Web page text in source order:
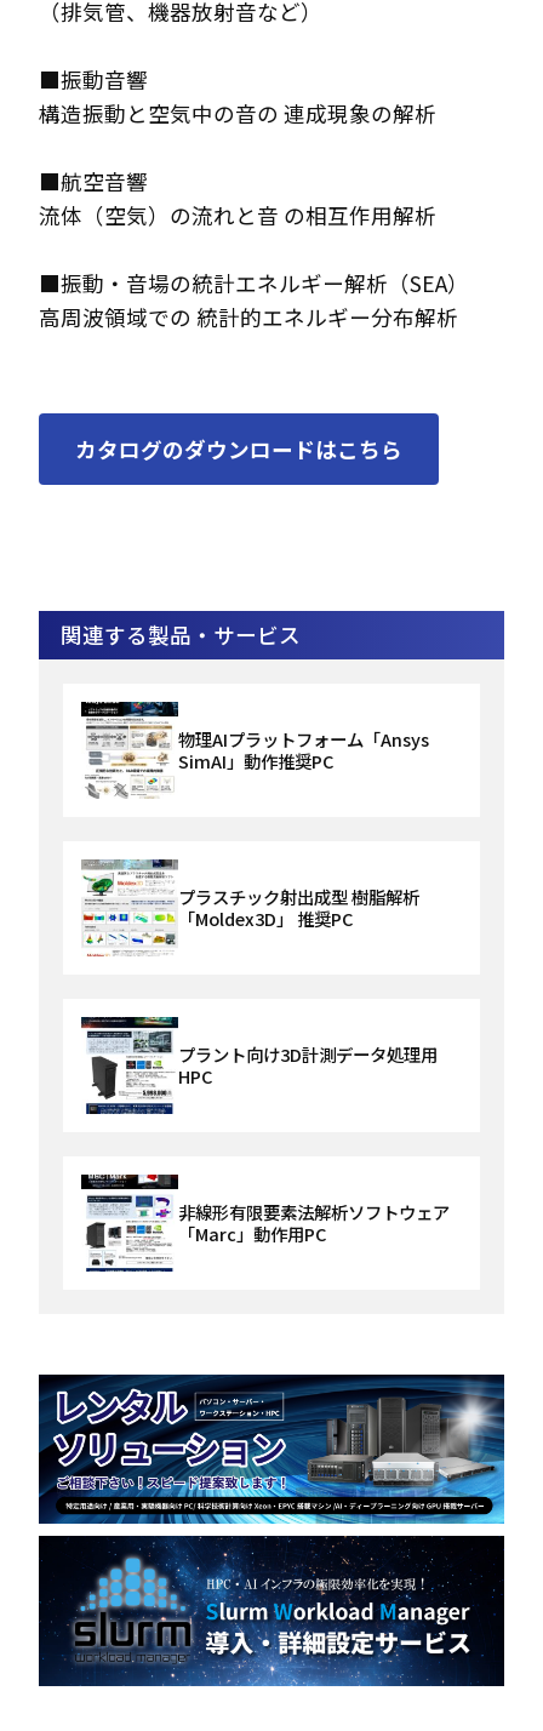
（排気管、機器放射音など）
■振動音響
構造振動と空気中の音の 連成現象の解析
■航空音響
流体（空気）の流れと音 の相互作用解析
■振動・音場の統計エネルギー解析（SEA）
高周波領域での 統計的エネルギー分布解析
カタログのダウンロードはこちら
関連する製品・サービス
物理AIプラットフォーム「Ansys
SimAI」動作推奨PC
プラスチック射出成型 樹脂解析
「Moldex3D」 推奨PC
プラント向け3D計測データ処理用
HPC
非線形有限要素法解析ソフトウェア
「Marc」動作用PC